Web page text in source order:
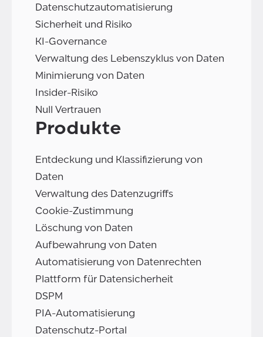
Datenschutzautomatisierung
Sicherheit und Risiko
KI-Governance
Verwaltung des Lebenszyklus von Daten
Minimierung von Daten
Insider-Risiko
Null Vertrauen
Produkte
Entdeckung und Klassifizierung von
Daten
Verwaltung des Datenzugriffs
Cookie-Zustimmung
Löschung von Daten
Aufbewahrung von Daten
Automatisierung von Datenrechten
Plattform für Datensicherheit
DSPM
PIA-Automatisierung
Datenschutz-Portal